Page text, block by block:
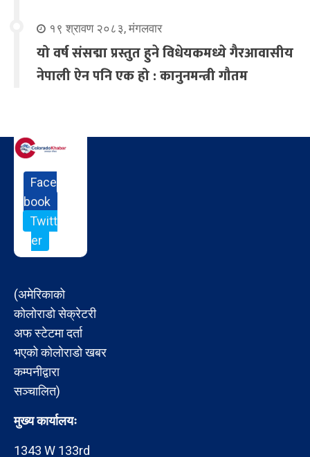
१९ श्रावण २०८३, मंगलवार
यो वर्ष संसद्मा प्रस्तुत हुने विधेयकमध्ये गैरआवासीय
नेपाली ऐन पनि एक हो : कानुनमन्त्री गौतम
Face
book
Twitt
er
(अमेरिकाको
कोलोराडो सेक्रेटरी
अफ स्टेटमा दर्ता
भएको कोलोराडो खबर
कम्पनीद्वारा
सञ्चालित)
मुख्य कार्यालयः
1343 W 133rd